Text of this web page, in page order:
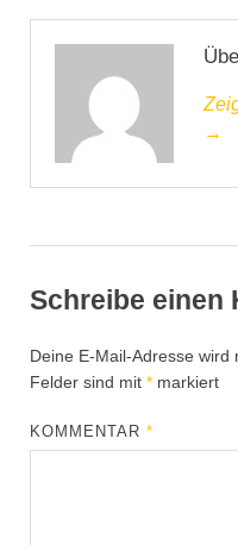
→
Schreibe einen
Deine E-Mail-Adresse wird
Felder sind mit * markiert
KOMMENTAR*